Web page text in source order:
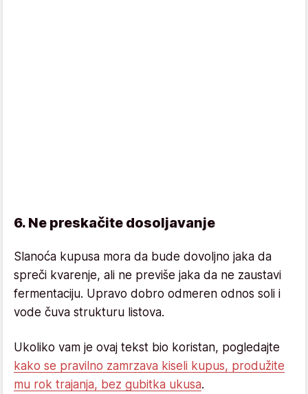
6. Ne preskačite dosoljavanje
Slanoća kupusa mora da bude dovoljno jaka da
spreči kvarenje, ali ne previše jaka da ne zaustavi
fermentaciju. Upravo dobro odmeren odnos soli i
vode čuva strukturu listova.
Ukoliko vam je ovaj tekst bio koristan, pogledajte
kako se pravilno zamrzava kiseli kupus, produžite
mu rok trajanja, bez gubitka ukusa.